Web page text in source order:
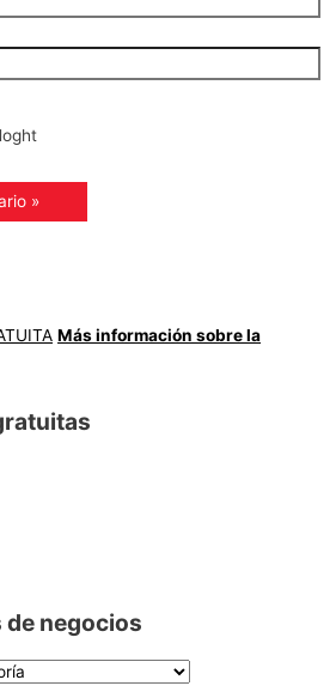
Más información sobre la
de negocios